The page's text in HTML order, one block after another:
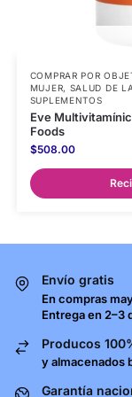
COMPRAR POR
MUJER, SALUD DE
SUPLEMENTOS
Eve
Foods
$508.00
Envío gratis
En compras
Entrega en 2–3
Producos
y almacenados
Garantía